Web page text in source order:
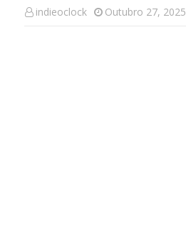
indieoclock Outubro 27, 2025